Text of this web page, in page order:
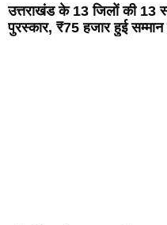
उत्तराखंड के 13 जिलों की 13
पुरस्कार, ₹75 हजार हुई सम्मान